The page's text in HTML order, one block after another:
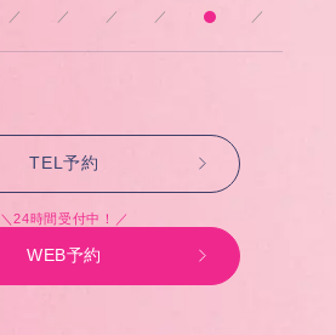
／ ／ ／ ／ ／
TEL予約
＼24時間受付中！／
WEB予約